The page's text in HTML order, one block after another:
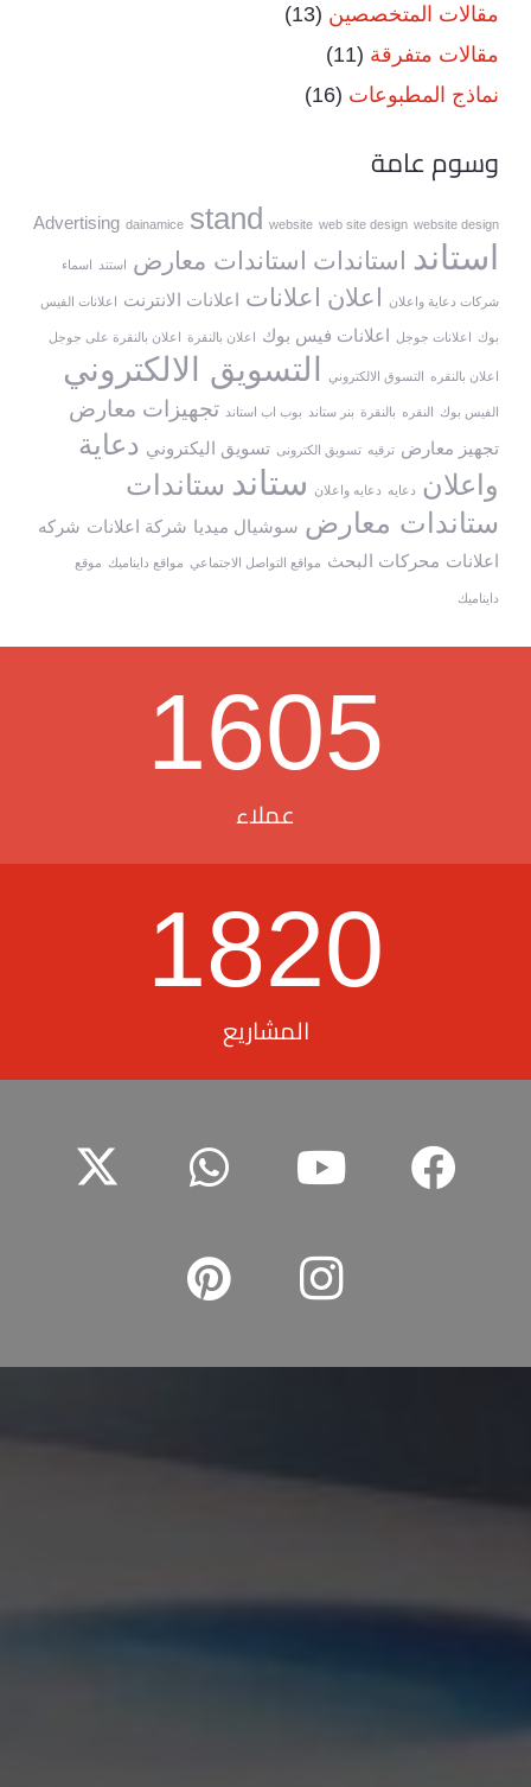
مقالات المتخصصين (13)
مقالات متفرقة (11)
نماذج المطبوعات (16)
وسوم عامة
Advertising dainamice stand website web site design website design
استاند استاندات استاندات معارض استند اسماء
شركات دعاية واعلان اعلان اعلانات اعلانات الانترنت اعلانات الفيس
بوك اعلانات جوجل اعلانات فيس بوك اعلان بالنقرة اعلان بالنقرة على جوجل
اعلان بالنقره التسوق الالكتروني التسويق الالكتروني
الفيس بوك النقره بالنقرة بنر ستاند بوب اب استاند تجهيزات معارض
تجهيز معارض ترقيه تسويق الكترونى تسويق اليكتروني دعاية
واعلان دعايه دعايه واعلان ستاند ستاندات
ستاندات معارض سوشيال ميديا شركة اعلانات شركه
اعلانات محركات البحث مواقع التواصل الاجتماعي مواقع دايناميك موقع
دايناميك
1605
عملاء
1820
المشاريع